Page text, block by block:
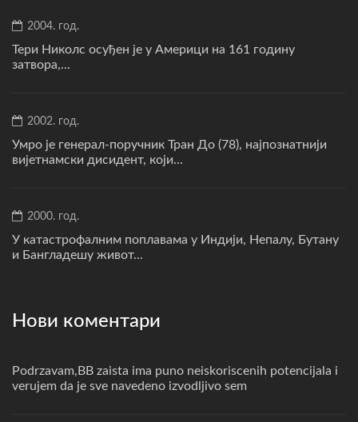
2004. год.
Тери Николс осуђен је у Америци на 161 годину
затвора,...
2002. год.
Умро је генерал-поручник Тран До (78), најпознатнији
вијетнамски дисидент, који...
2000. год.
У катастрофалним поплавама у Индији, Непалу, Бутану
и Бангладешу живот...
Нови коментари
Podrzavam,BB zaista ima puno neiskoriscenih potencijala i
verujem da je sve navedeno izvodljivo sem